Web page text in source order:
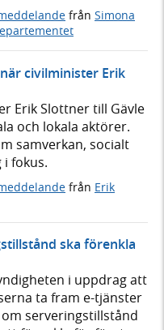
från Simona
civilminister Erik
Erik Slottner till Gävle
och lokala aktörer.
samverkan, socialt
fokus.
från Erik
ska förenkla
i uppdrag att
ta fram e-tjänster
serveringstillstånd